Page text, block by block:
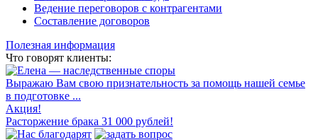
Ведение переговоров с контрагентами
Составление договоров
Полезная информация
Что говорят клиенты:
Выражаю Вам свою признательность за помощь нашей семье
в подготовке ...
Акция!
Расторжение брака 31 000 рублей!